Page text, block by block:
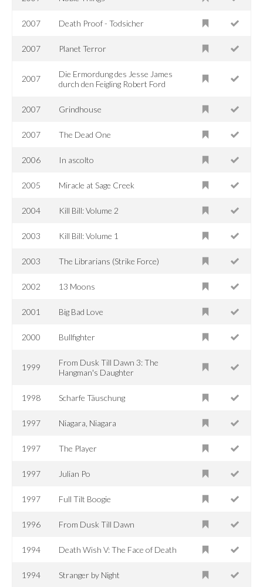
2007 Death Proof - Todsicher
2007 Planet Terror
2007
Die Ermordung des Jesse James
durch den Feigling Robert Ford
2007 Grindhouse
2007 The Dead One
2006 In ascolto
2005 Miracle at Sage Creek
2004 Kill Bill: Volume 2
2003 Kill Bill: Volume 1
2003 The Librarians (Strike Force)
2002 13 Moons
2001 Big Bad Love
2000 Bullfighter
1999
From Dusk Till Dawn 3: The
Hangman's Daughter
1998 Scharfe Täuschung
1997 Niagara, Niagara
1997 The Player
1997 Julian Po
1997 Full Tilt Boogie
1996 From Dusk Till Dawn
1994 Death Wish V: The Face of Death
1994 Stranger by Night